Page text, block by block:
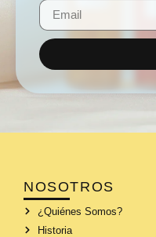
NOSOTROS
¿Quiénes Somos?
Historia